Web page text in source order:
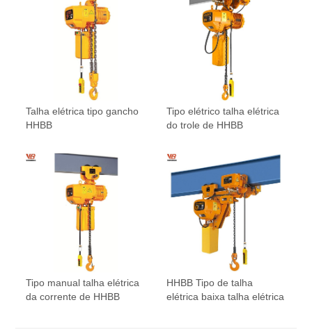
Talha elétrica tipo gancho
HHBB
Tipo elétrico talha elétrica
do trole de HHBB
Tipo manual talha elétrica
da corrente de HHBB
HHBB Tipo de talha
elétrica baixa talha elétrica